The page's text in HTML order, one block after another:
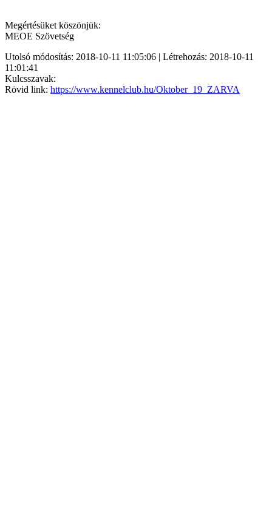
Megértésüket köszönjük:
MEOE Szövetség
Utolsó módosítás: 2018-10-11 11:05:06 | Létrehozás: 2018-10-11
11:01:41
Kulcsszavak:
Rövid link: https://www.kennelclub.hu/Oktober_19_ZARVA